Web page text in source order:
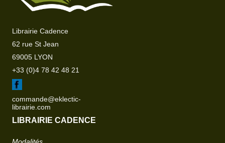
Librairie Cadence
62 rue St Jean
69005 LYON
+33 (0)4 78 42 48 21
commande@eklectic-
librairie.com
LIBRAIRIE CADENCE